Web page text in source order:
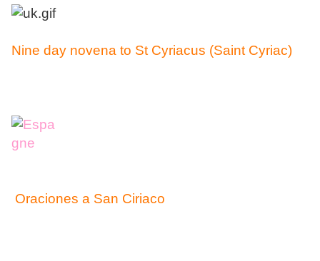
Nine day novena to St Cyriacus (Saint Cyriac)
Oraciones a San Ciriaco